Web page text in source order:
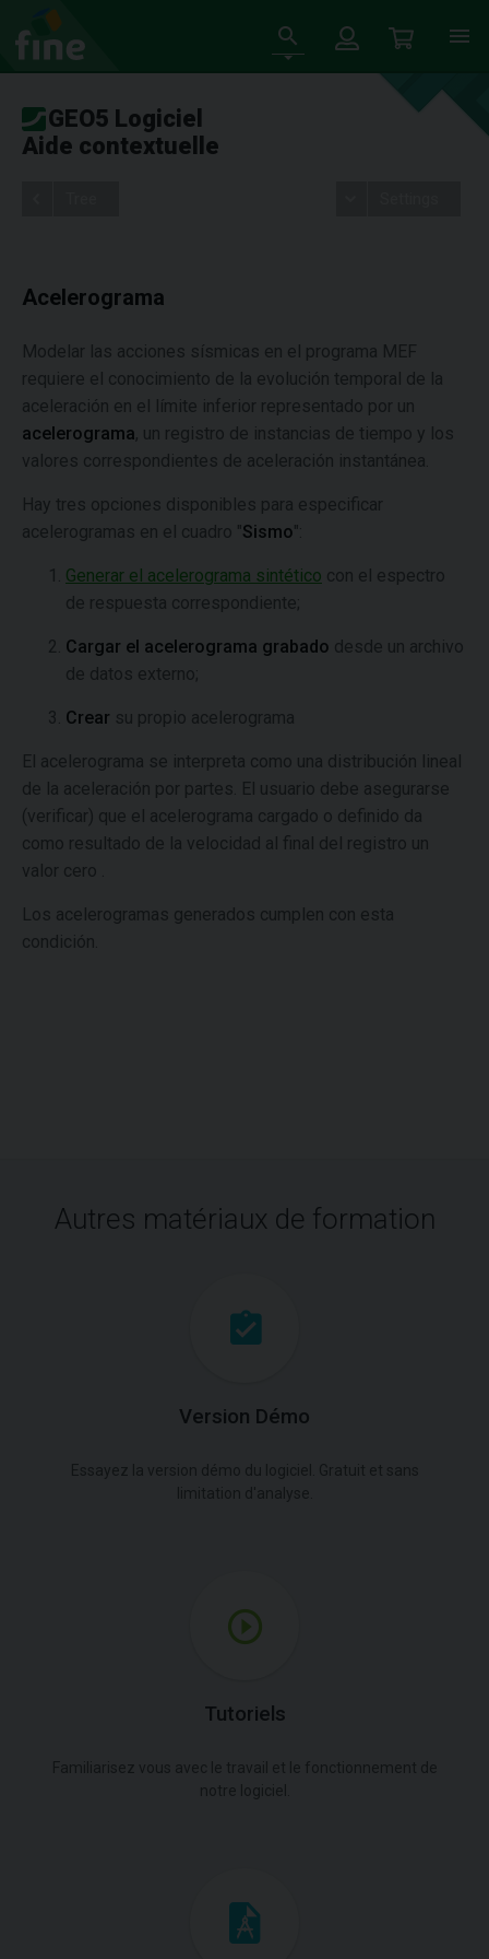
GEO5 Logiciel
Aide contextuelle
Acelerograma
Modelar las acciones sísmicas en el programa MEF
requiere el conocimiento de la evolución temporal de la
aceleración en el límite inferior representado por un
acelerograma, un registro de instancias de tiempo y los
valores correspondientes de aceleración instantánea.
Hay tres opciones disponibles para especificar
acelerogramas en el cuadro "Sismo":
Generar el acelerograma sintético con el espectro
de respuesta correspondiente;
Cargar el acelerograma grabado desde un archivo
de datos externo;
Crear su propio acelerograma
El acelerograma se interpreta como una distribución lineal
de la aceleración por partes. El usuario debe asegurarse
(verificar) que el acelerograma cargado o definido da
como resultado de la velocidad al final del registro un
valor cero .
Los acelerogramas generados cumplen con esta
condición.
Autres matériaux de formation
Version Démo
Tutoriels